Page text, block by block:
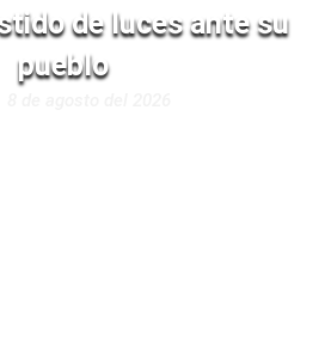
de luces ante su
pueblo